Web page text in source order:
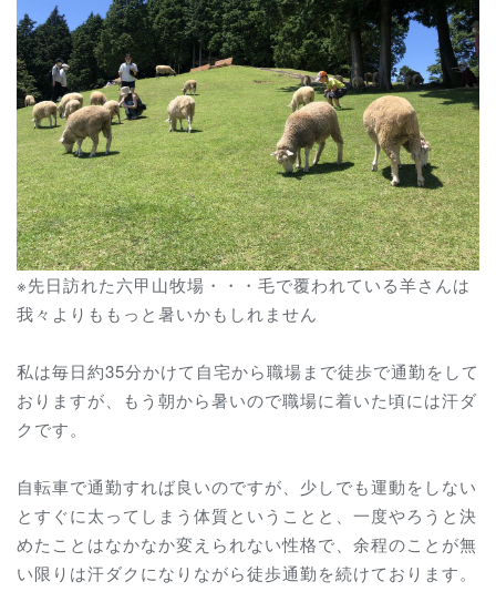
※先日訪れた六甲山牧場・・・毛で覆われている羊さんは
我々よりももっと暑いかもしれません
私は毎日約35分かけて自宅から職場まで徒歩で通勤をして
おりますが、もう朝から暑いので職場に着いた頃には汗ダ
クです。
自転車で通勤すれば良いのですが、少しでも運動をしない
とすぐに太ってしまう体質ということと、一度やろうと決
めたことはなかなか変えられない性格で、余程のことが無
い限りは汗ダクになりながら徒歩通勤を続けております。